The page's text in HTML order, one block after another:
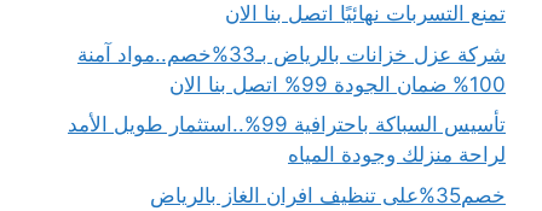
تمنع التسربات نهائيًا اتصل بنا الان
شركة عزل خزانات بالرياض بـ33%خصم..مواد آمنة
100% ضمان الجودة 99% اتصل بنا الان
تأسيس السباكة باحترافية 99%..استثمار طويل الأمد
لراحة منزلك وجودة المياه
خصم35%على تنظيف افران الغاز بالرياض